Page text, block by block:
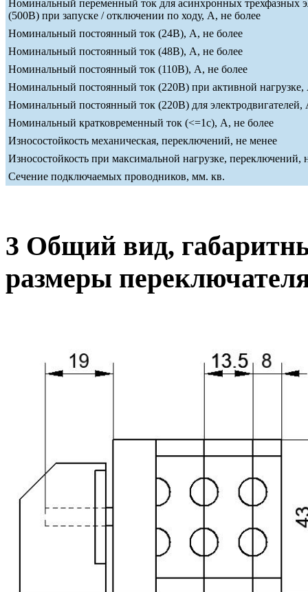
Номинальный переменный ток для асинхронных трехфазных
(500В) при запуске / отключении по ходу, А, не более
Номинальный постоянный ток (24В), А, не более
Номинальный постоянный ток (48В), А, не более
Номинальный постоянный ток (110В), А, не более
Номинальный постоянный ток (220В) при активной нагрузке,
Номинальный постоянный ток (220В) для электродвигателей,
Номинальный кратковременный ток (<=1c), А, не более
Износостойкость механическая, переключений, не менее
Износостойкость при максимальной нагрузке, переключений,
Сечение подключаемых проводников, мм. кв.
3 Общий вид,
размеры